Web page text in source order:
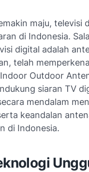
maju, televisi
di Indonesia.
digital adalah
telah
Outdoor
siaran TV
mendalam
keandalan
di Indonesia.